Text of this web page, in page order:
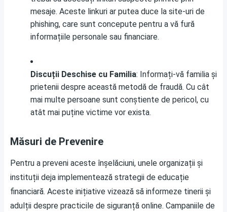
mesaje. Aceste linkuri ar putea duce la site-uri de
phishing, care sunt concepute pentru a vă fură
informațiile personale sau financiare.
Discuții Deschise cu Familia: Informați-vă familia și
prietenii despre această metodă de fraudă. Cu cât
mai multe persoane sunt conștiente de pericol, cu
atât mai puține victime vor exista.
Măsuri de Prevenire
Pentru a preveni aceste înșelăciuni, unele organizații și
instituții deja implementează strategii de educație
financiară. Aceste inițiative vizează să informeze tinerii și
adulții despre practicile de siguranță online. Campaniile de